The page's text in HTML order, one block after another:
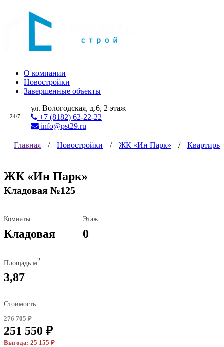
О компании
Новостройки
Завершенные объекты
24/7
ул. Вологодская, д.6, 2 этаж
+7 (8182) 62-22-22
info@pst29.ru
Главная / Новостройки / ЖК «Ин Парк» / Квартиры
ЖК «Ин Парк»
Кладовая №125
Комнаты
Кладовая
Этаж
0
Площадь м2
3,87
Стоимость
276 705 ₽
251 550 ₽
Выгода: 25 155 ₽